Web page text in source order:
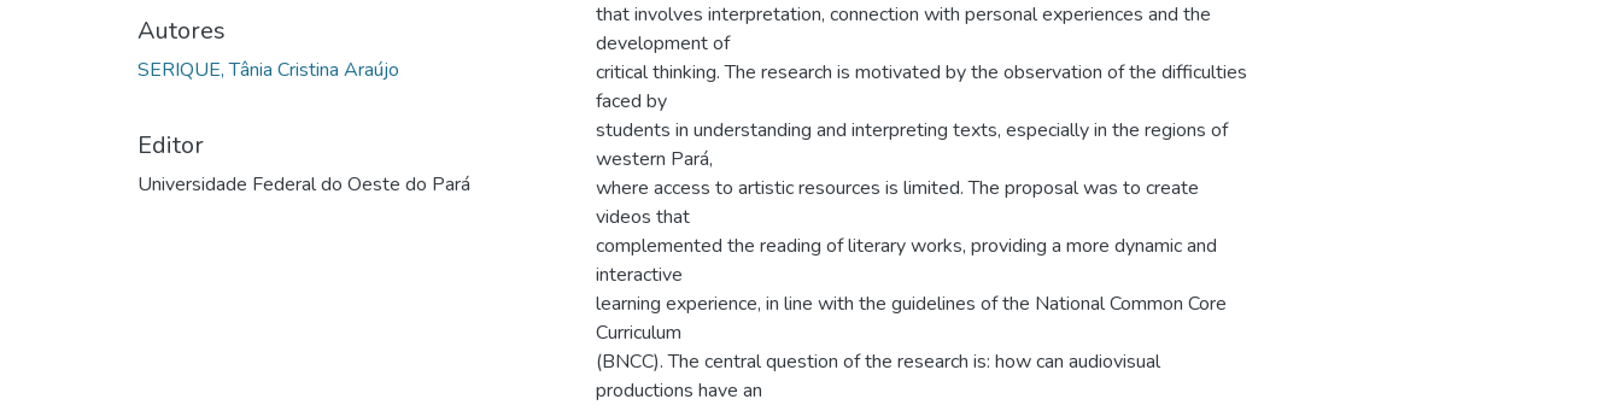
Autores
SERIQUE, Tânia Cristina Araújo
Editor
Universidade Federal do Oeste do Pará
that involves interpretation, connection with personal experiences and the
development of
critical thinking. The research is motivated by the observation of the difficulties
faced by
students in understanding and interpreting texts, especially in the regions of
western Pará,
where access to artistic resources is limited. The proposal was to create
videos that
complemented the reading of literary works, providing a more dynamic and
interactive
learning experience, in line with the guidelines of the National Common Core
Curriculum
(BNCC). The central question of the research is: how can audiovisual
productions have an